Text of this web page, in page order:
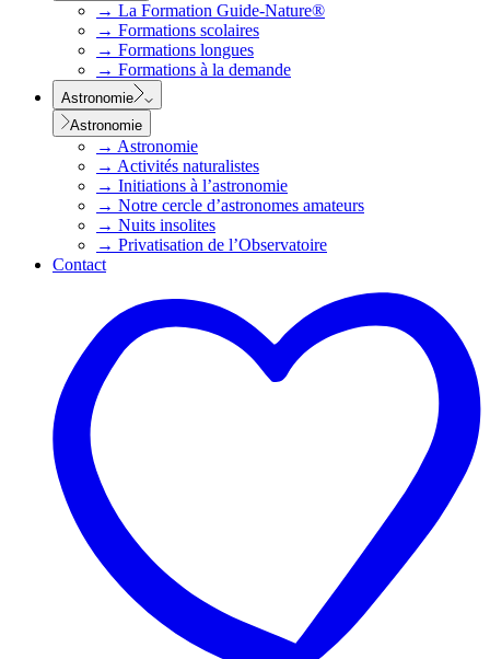
→ La Formation Guide-Nature®
→ Formations scolaires
→ Formations longues
→ Formations à la demande
Astronomie
Astronomie
→ Astronomie
→ Activités naturalistes
→ Initiations à l’astronomie
→ Notre cercle d’astronomes amateurs
→ Nuits insolites
→ Privatisation de l’Observatoire
Contact